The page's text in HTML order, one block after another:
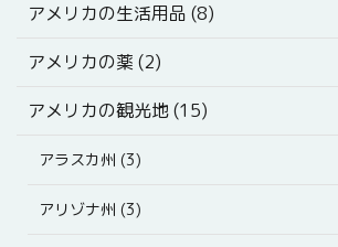
アメリカの生活用品 (8)
アメリカの薬 (2)
アメリカの観光地 (15)
アラスカ州 (3)
アリゾナ州 (3)